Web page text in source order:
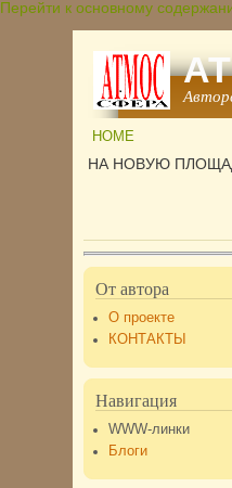
Перейти к основному
HOME
НА НОВУЮ
От автора
О проекте
КОНТАКТЫ
Навигация
WWW-линки
Блоги